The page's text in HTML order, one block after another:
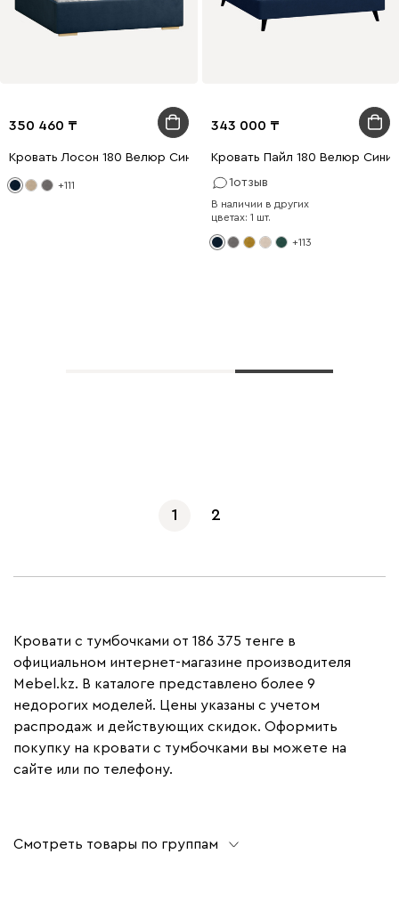
350 460
Кровать Лосон 180 Велюр Синий
+111
343 000
Кровать Пайл 180 Велюр Синий
1отзыв
В наличии в других
цветах: 1 шт.
+113
1 2
Кровати с тумбочками от 186 375 тенге в
официальном интернет-магазине производителя
Mebel.kz. В каталоге представлено более 9
недорогих моделей. Цены указаны с учетом
распродаж и действующих скидок. Оформить
покупку на кровати с тумбочками вы можете на
сайте или по телефону.
Смотреть товары по группам